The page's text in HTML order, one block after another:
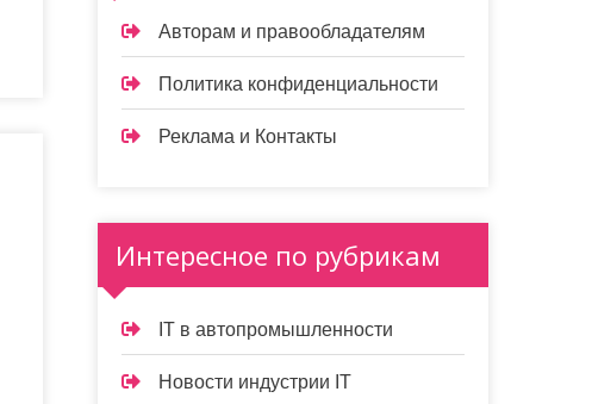
Авторам и правообладателям
Политика конфиденциальности
Реклама и Контакты
Интересное по рубрикам
IT в автопромышленности
Новости индустрии IT